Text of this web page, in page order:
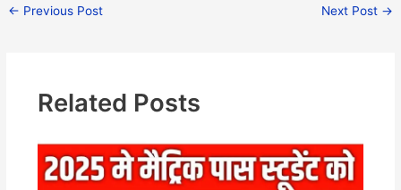
← Previous Post Next Post →
Related Posts